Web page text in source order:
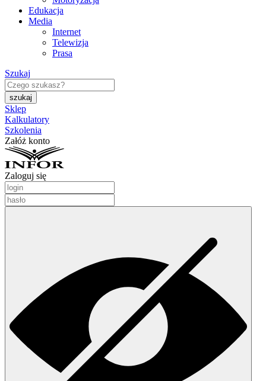
Edukacja
Media
Internet
Telewizja
Prasa
Szukaj
Sklep
Kalkulatory
Szkolenia
Załóż konto
Zaloguj się